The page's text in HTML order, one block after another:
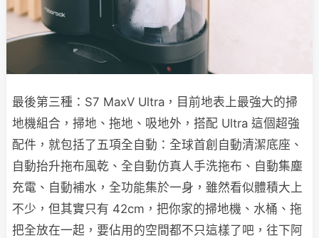
最後第三種：S7 MaxV Ultra，目前地表上最強大的掃
地機組合，掃地、拖地、吸地外，搭配 Ultra 這個超強
配件，就包括了五項全自動： 全球首創自動清潔底座 、
自動抬升拖布風乾、全自動仿真人手洗拖布、自動集塵
充電、自動補水，全功能集於一身，雖然看似體積大上
不少，但其實只有 42cm，把你家的掃地機、水桶、拖
把全放在一起，要佔用的空間都不只這樣了吧，往下阿